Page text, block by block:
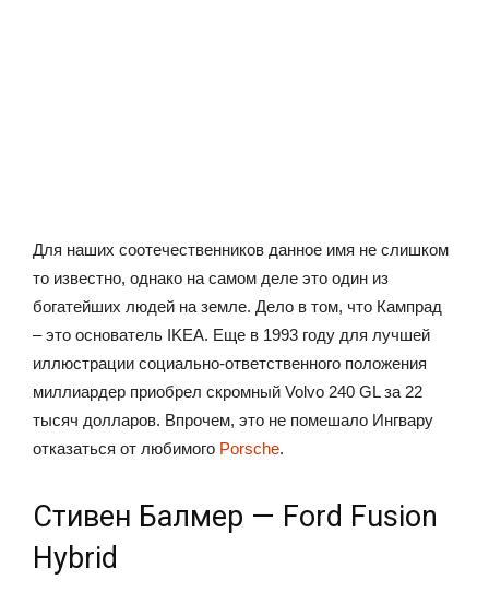
Для наших соотечественников данное имя не слишком
то известно, однако на самом деле это один из
богатейших людей на земле. Дело в том, что Кампрад
– это основатель IKEA. Еще в 1993 году для лучшей
иллюстрации социально-ответственного положения
миллиардер приобрел скромный Volvo 240 GL за 22
тысяч долларов. Впрочем, это не помешало Ингвару
отказаться от любимого Porsche.
Стивен Балмер — Ford Fusion
Hybrid